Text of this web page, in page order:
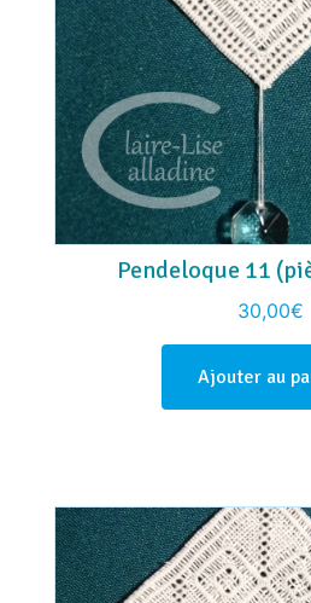
Pendeloque 11
30,00€
Ajouter au